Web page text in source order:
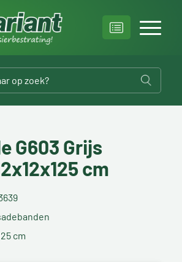
G603 Grijs
cm
cm